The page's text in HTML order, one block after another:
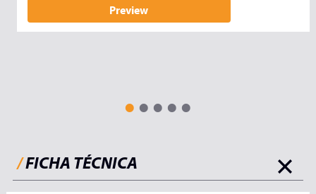
Preview
/FICHA TÉCNICA